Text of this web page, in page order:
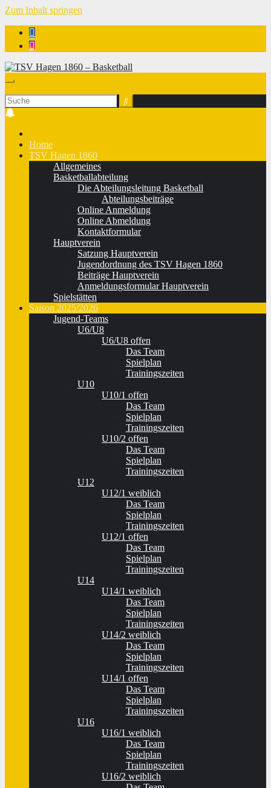
Zum Inhalt springen
Home
TSV Hagen 1860
Allgemeines
Basketballabteilung
Die Abteilungsleitung Basketball
Abteilungsbeiträge
Online Anmeldung
Online Abmeldung
Kontaktformular
Hauptverein
Satzung Hauptverein
Jugendordnung des TSV Hagen 1860
Beiträge Hauptverein
Anmeldungsformular Hauptverein
Spielstätten
Saison 2025/2026
Jugend-Teams
U6/U8
U6/U8 offen
Das Team
Spielplan
Trainingszeiten
U10
U10/1 offen
Das Team
Spielplan
Trainingszeiten
U10/2 offen
Das Team
Spielplan
Trainingszeiten
U12
U12/1 weiblich
Das Team
Spielplan
Trainingszeiten
U12/1 offen
Das Team
Spielplan
Trainingszeiten
U14
U14/1 weiblich
Das Team
Spielplan
Trainingszeiten
U14/2 weiblich
Das Team
Spielplan
Trainingszeiten
U14/1 offen
Das Team
Spielplan
Trainingszeiten
U16
U16/1 weiblich
Das Team
Spielplan
Trainingszeiten
U16/2 weiblich